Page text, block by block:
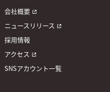
会社概要
ニュースリリース
採用情報
アクセス
SNSアカウント一覧